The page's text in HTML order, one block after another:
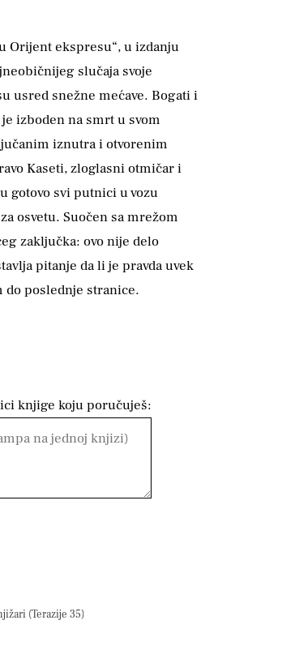
Orijent ekspresu“, u izdanju
slučaja svoje
usred snežne mećave. Bogati i
izboden na smrt u svom
iznutra i otvorenim
Kaseti, zloglasni otmičar i
gotovo svi putnici u vozu
osvetu. Suočen sa mrežom
zaključka: ovo nije delo
pitanje da li je pravda uvek
do poslednje stranice.
knjige koju poručuješ:
(Terazije 35)